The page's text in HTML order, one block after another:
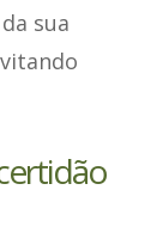
sua